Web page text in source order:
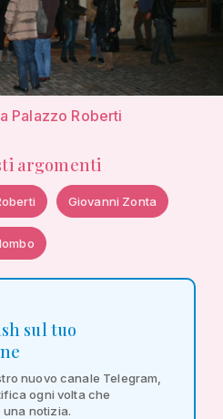
Palazzo Roberti
argomenti
Giovanni Zonta
sul tuo
nuovo canale Telegram,
ogni volta che
notizia.